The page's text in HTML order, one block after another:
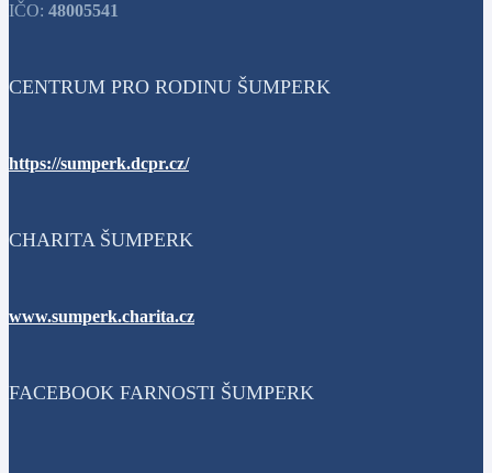
IČO: 48005541
CENTRUM PRO RODINU ŠUMPERK
https://sumperk.dcpr.cz/
CHARITA ŠUMPERK
www.sumperk.charita.cz
FACEBOOK FARNOSTI ŠUMPERK